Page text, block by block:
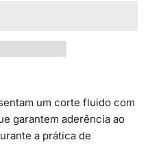
um corte fluido com
garantem aderência ao
a prática de